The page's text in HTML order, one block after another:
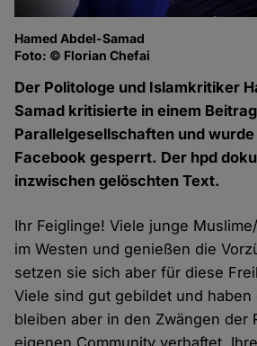
Hamed Abdel-Samad
Foto: © Florian Chefai
Der Politologe und Islamkritiker
Samad kritisierte in einem
Parallelgesellschaften und
Facebook gesperrt. Der hpd
inzwischen gelöschten Text.
Ihr Feiglinge! Viele junge
im Westen und genießen die
setzen sie sich aber für diese
Viele sind gut gebildet und
bleiben aber in den Zwängen der